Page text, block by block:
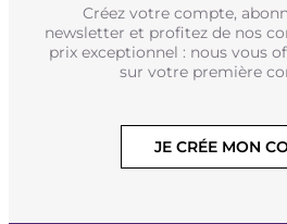
Créez votre compte,
newsletter et profitez de nos
prix exceptionnel : nous vous
sur votre première
JE CRÉE MON